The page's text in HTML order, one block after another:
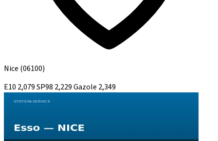
Nice (06100)
E10 2,079SP98 2,229Gazole 2,349